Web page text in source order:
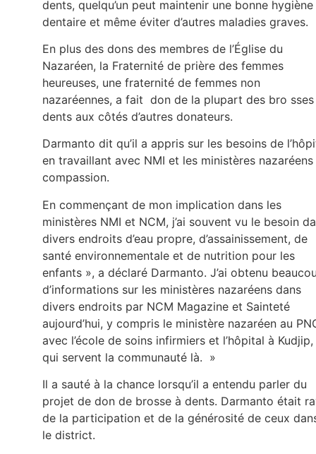
dents, quelqu’un peut maintenir une bonne hygiène
dentaire et même éviter d’autres maladies graves.
En plus des dons des membres de l’Église du
Nazaréen, la Fraternité de prière des femmes
heureuses, une fraternité de femmes non
nazaréennes, a fait don de la plupart des bro sses
dents aux côtés d’autres donateurs.
Darmanto dit qu’il a appris sur les besoins de
en travaillant avec NMI et les ministères nazaréens
compassion.
En commençant de mon implication dans les
ministères NMI et NCM, j’ai souvent vu le besoin
divers endroits d’eau propre, d’assainissement, de
santé environnementale et de nutrition pour les
enfants », a déclaré Darmanto. J’ai obtenu
d’informations sur les ministères nazaréens dans
divers endroits par NCM Magazine et Sainteté
aujourd’hui, y compris le ministère nazaréen au
avec l’école de soins infirmiers et l’hôpital à Kudjip,
qui servent la communauté là. »
Il a sauté à la chance lorsqu’il a entendu parler du
projet de don de brosse à dents. Darmanto était
de la participation et de la générosité de ceux
le district.